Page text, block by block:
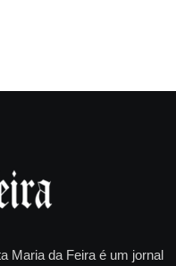
Maria da Feira é um jornal